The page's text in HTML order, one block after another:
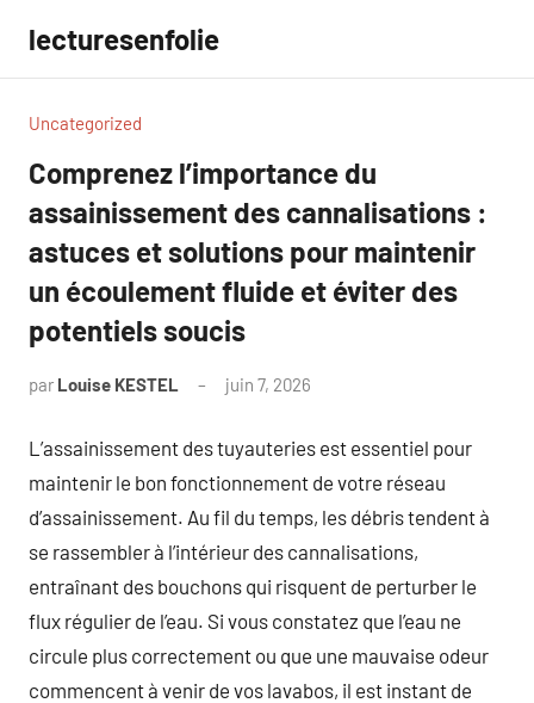
contenu
lecturesenfolie
Uncategorized
Comprenez l’importance du
assainissement des cannalisations :
astuces et solutions pour maintenir
un écoulement fluide et éviter des
potentiels soucis
par Louise KESTEL juin 7, 2026
L’assainissement des tuyauteries est essentiel pour
maintenir le bon fonctionnement de votre réseau
d’assainissement. Au fil du temps, les débris tendent à
se rassembler à l’intérieur des cannalisations,
entraînant des bouchons qui risquent de perturber le
flux régulier de l’eau. Si vous constatez que l’eau ne
circule plus correctement ou que une mauvaise odeur
commencent à venir de vos lavabos, il est instant de